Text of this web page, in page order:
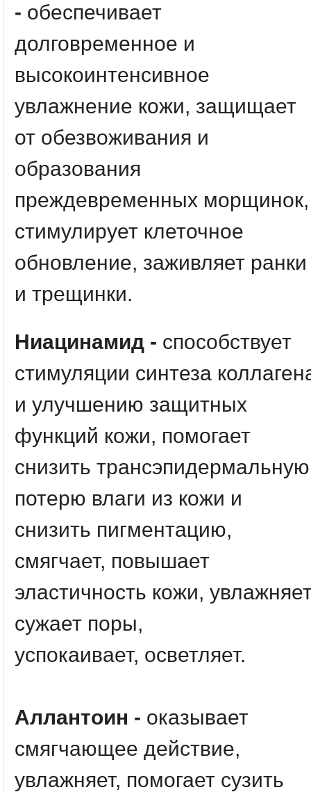
- обеспечивает
долговременное и
высокоинтенсивное
увлажнение кожи, защищает
от обезвоживания и
образования
преждевременных морщинок,
стимулирует клеточное
обновление, заживляет ранки
и трещинки.
Ниацинамид - способствует
стимуляции синтеза
и улучшению защитных
функций кожи, помогает
снизить трансэпидермальную
потерю влаги из кожи и
снизить пигментацию,
смягчает, повышает
эластичность кожи,
сужает поры,
успокаивает, осветляет.
Аллантоин - оказывает
смягчающее действие,
увлажняет, помогает сузить